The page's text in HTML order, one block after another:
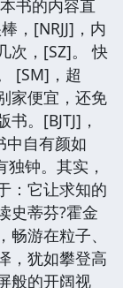
书的内容直
，[NRJJ]，内
次，[SZ]。 快
[SM]，超
家便宜，还免
。[BJTJ]，
自有颜如
钟。其实，
：它让求知的
史蒂芬?霍金
游在粒子、
，犹如攀登高
般的开阔视